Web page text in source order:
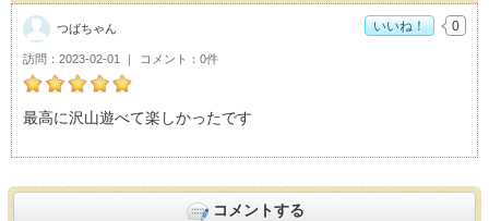
つばちゃんのつくば市立 竹園西児童館おすすめ度：
最高に沢山遊べて楽しかったです
訪問 2023-02-01 コメント 0件
つばちゃん いいね！ 0
コメントする